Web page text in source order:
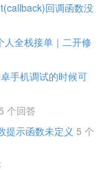
回调函数没
全栈接单｜二开修
手机调试的时候可
个回答
提示函数未定义 5 个